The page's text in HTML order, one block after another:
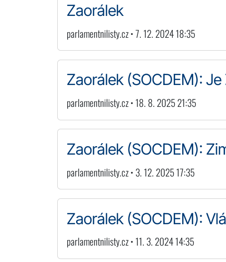
Zaorálek
parlamentnilisty.cz • 7. 12. 2024 18:35
Zaorálek (SOCDEM):
parlamentnilisty.cz • 18. 8. 2025 21:35
Zaorálek (SOCDEM):
parlamentnilisty.cz • 3. 12. 2025 17:35
Zaorálek (SOCDEM):
parlamentnilisty.cz • 11. 3. 2024 14:35